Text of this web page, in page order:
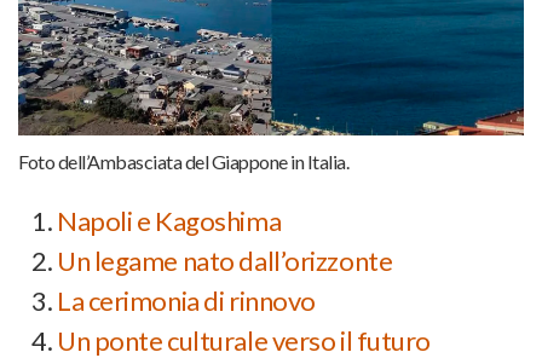
Foto dell’Ambasciata del Giappone in Italia.
Napoli e Kagoshima
Un legame nato dall’orizzonte
La cerimonia di rinnovo
Un ponte culturale verso il futuro